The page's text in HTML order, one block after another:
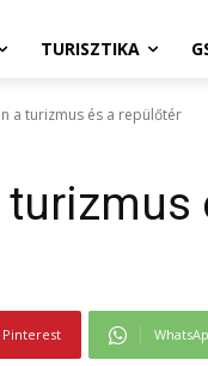
TURISZTIKA
a turizmus és a repülőtér
turizmus
Pinterest